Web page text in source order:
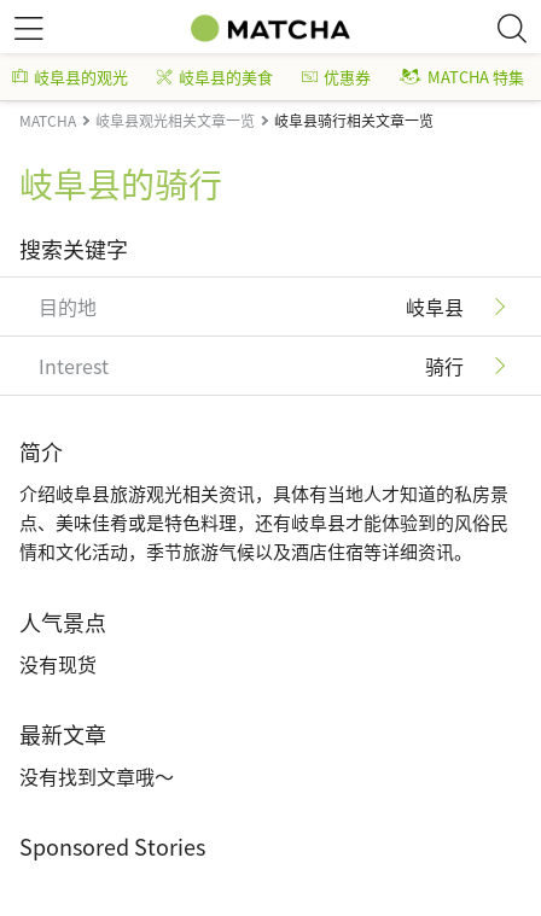
岐阜县的观光 岐阜县的美食 优惠券 MATCHA 特集
MATCHA 岐阜县观光相关文章一览 岐阜县骑行相关文章一览
岐阜县的骑行
搜索关键字
目的地 岐阜县
Interest 骑行
简介
介绍岐阜县旅游观光相关资讯，具体有当地人才知道的私房景
点、美味佳肴或是特色料理，还有岐阜县才能体验到的风俗民
情和文化活动，季节旅游气候以及酒店住宿等详细资讯。
人气景点
没有现货
最新文章
没有找到文章哦～
Sponsored Stories